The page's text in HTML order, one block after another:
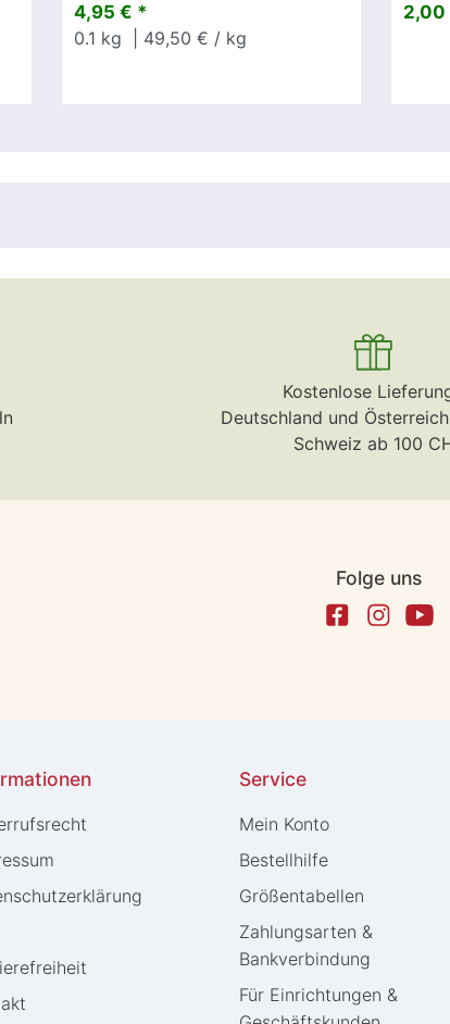
4,95 € *
0.1 kg | 49,50 € / kg
2,00
Kostenlose
Deutschland und
Schweiz ab 100
Folge uns
Service
Mein Konto
Bestellhilfe
Größentabellen
Zahlungsarten &
Bankverbindung
Für Einrichtungen &